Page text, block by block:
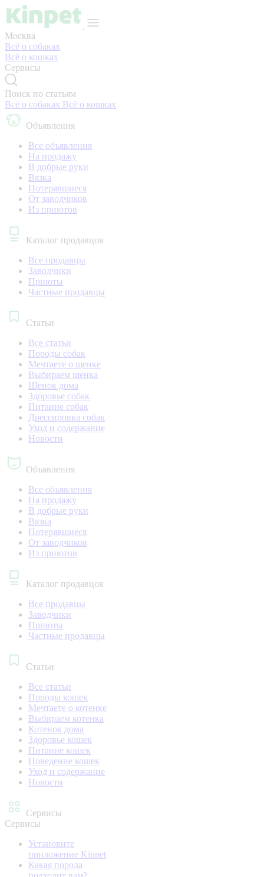
Москва
Всё о собаках
Всё о кошках
Сервисы
Поиск по статьям
Всё о собаках Всё о кошках
Объявления
Все объявления
На продажу
В добрые руки
Вязка
Потерявшиеся
От заводчиков
Из приютов
Каталог продавцов
Все продавцы
Заводчики
Приюты
Частные продавцы
Статьи
Все статьи
Породы собак
Мечтаете о щенке
Выбираем щенка
Щенок дома
Здоровье собак
Питание собак
Дрессировка собак
Уход и содержание
Новости
Объявления
Все объявления
На продажу
В добрые руки
Вязка
Потерявшиеся
От заводчиков
Из приютов
Каталог продавцов
Все продавцы
Заводчики
Приюты
Частные продавцы
Статьи
Все статьи
Породы кошек
Мечтаете о котенке
Выбираем котенка
Котенок дома
Здоровье кошек
Питание кошек
Поведение кошек
Уход и содержание
Новости
Сервисы
Сервисы
Установите
приложение Kinpet
Какая порода